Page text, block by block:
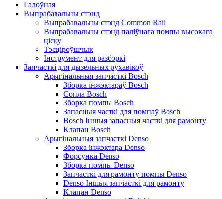
Галоўная
Выпрабавальны стэнд
Выпрабавальны стэнд Common Rail
Выпрабавальны стэнд паліўнага помпы высокага
ціску
Тэсціроўшчык
Інструмент для разборкі
Запчасткі для дызельных рухавікоў
Арыгінальныя запчасткі Bosch
Зборка інжэктараў Bosch
Сопла Bosch
Зборка помпы Bosch
Запасныя часткі для помпаў Bosch
Bosch Іншыя запасныя часткі для рамонту
Клапан Bosch
Арыгінальныя запчасткі Denso
Зборка інжэктара Denso
Форсунка Denso
Зборка помпы Denso
Запчасткі для рамонту помпы Denso
Denso Іншыя запчасткі для рамонту
Клапан Denso